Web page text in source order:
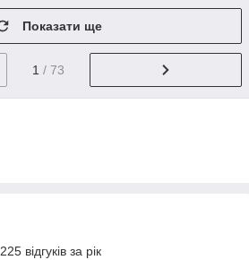
Показати ще
1 / 73
відгуків за рік